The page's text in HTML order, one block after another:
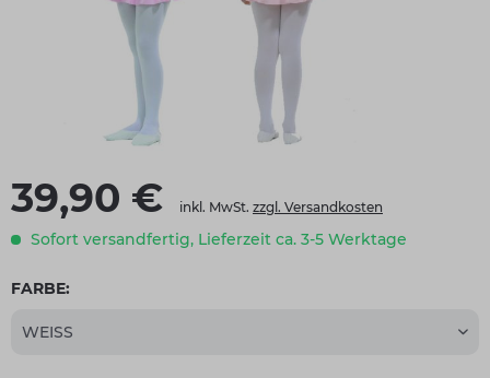
39,90 € inkl. MwSt. zzgl. Versandkosten
Sofort versandfertig, Lieferzeit ca. 3-5 Werktage
FARBE: